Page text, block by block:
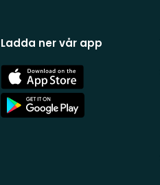
Ladda ner vår app
App
Store
App
Store